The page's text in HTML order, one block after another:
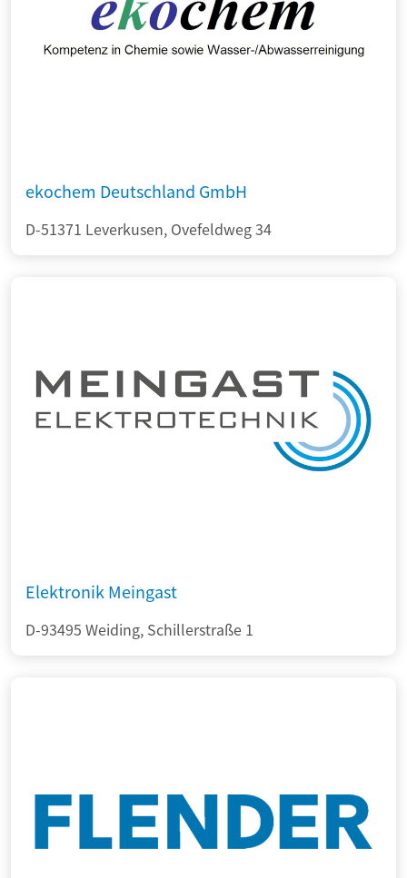
ekochem Deutschland GmbH
D-51371 Leverkusen, Ovefeldweg 34
Elektronik Meingast
D-93495 Weiding, Schillerstraße 1